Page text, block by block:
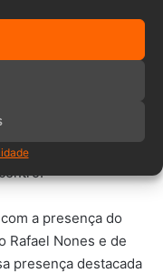
avanço do Programa
Tiradentes, 700
centro do município.
acesso para os
dos
a presença do
Rafael Nones e de
presença destacada